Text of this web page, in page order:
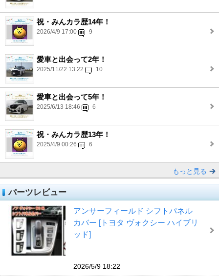
祝・みんカラ歴14年！
2026/4/9 17:00 9
愛車と出会って2年！
2025/11/22 13:22 10
愛車と出会って5年！
2025/6/13 18:46 6
祝・みんカラ歴13年！
2025/4/9 00:26 6
もっと見る
パーツレビュー
アンサーフィールド シフトパネル
カバー [トヨタ ヴォクシー ハイブリ
ッド]
2026/5/9 18:22